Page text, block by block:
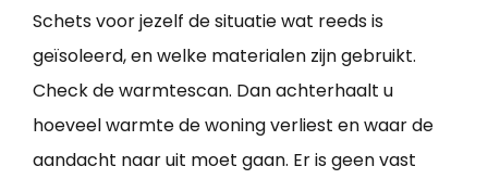
Schets voor jezelf de situatie wat reeds is
geïsoleerd, en welke materialen zijn gebruikt.
Check de warmtescan. Dan achterhaalt u
hoeveel warmte de woning verliest en waar de
aandacht naar uit moet gaan. Er is geen vast